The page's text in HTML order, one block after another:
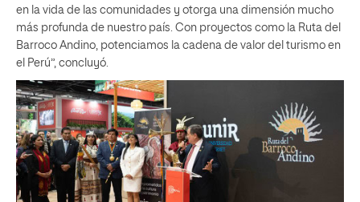
en la vida de las comunidades y otorga una dimensión mucho
más profunda de nuestro país. Con proyectos como la Ruta del
Barroco Andino, potenciamos la cadena de valor del turismo en
el Perú”, concluyó.